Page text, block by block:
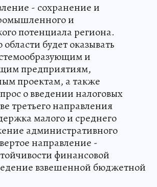
- сохранение и
и
потенциала региона.
будет оказывать
и
предприятиям,
проектам, а также
о введении налоговых
третьего направления
малого и среднего
административного
направление -
финансовой
взвешенной бюджетной